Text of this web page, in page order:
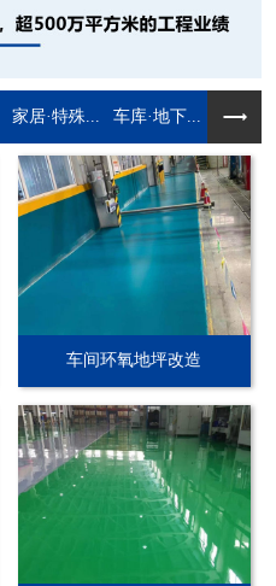
家居·特殊... 车库·地下...
车间环氧地坪改造